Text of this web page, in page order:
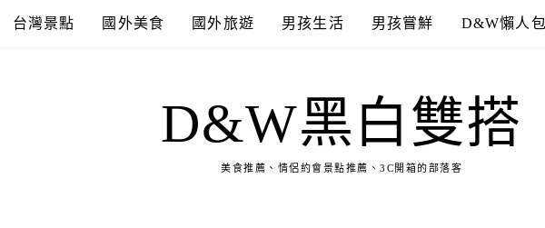
台灣景點 國外美食 國外旅遊 男孩生活 男孩嘗鮮 D&W懶人
D&W黑白雙搭
美食推薦、情侶約會景點推薦、3C開箱的部落客